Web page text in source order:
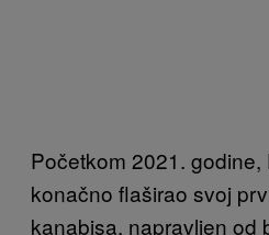
Početkom 2021. godine,
konačno flaširao svoj
kanabisa, napravljen od